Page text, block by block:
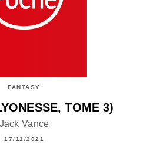
FANTASY
TOME 3)
Jack Vance
17/11/2021